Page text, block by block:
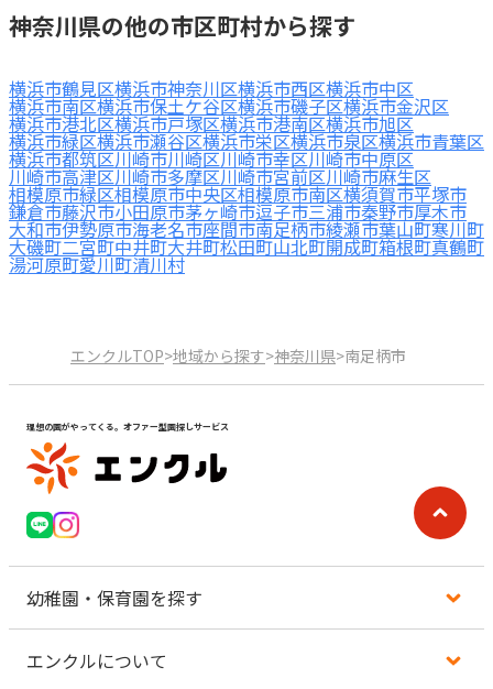
神奈川県の他の市区町村から探す
横浜市鶴見区横浜市神奈川区横浜市西区横浜市中区
横浜市南区横浜市保土ケ谷区横浜市磯子区横浜市金沢区
横浜市港北区横浜市戸塚区横浜市港南区横浜市旭区
横浜市緑区横浜市瀬谷区横浜市栄区横浜市泉区横浜市青葉区
横浜市都筑区川崎市川崎区川崎市幸区川崎市中原区
川崎市高津区川崎市多摩区川崎市宮前区川崎市麻生区
相模原市緑区相模原市中央区相模原市南区横須賀市平塚市
鎌倉市藤沢市小田原市茅ヶ崎市逗子市三浦市秦野市厚木市
大和市伊勢原市海老名市座間市南足柄市綾瀬市葉山町寒川町
大磯町二宮町中井町大井町松田町山北町開成町箱根町真鶴町
湯河原町愛川町清川村
エンクルTOP>地域から探す>神奈川県>南足柄市
理想の園がやってくる。オファー型園探しサービス
幼稚園・保育園を探す
エンクルについて